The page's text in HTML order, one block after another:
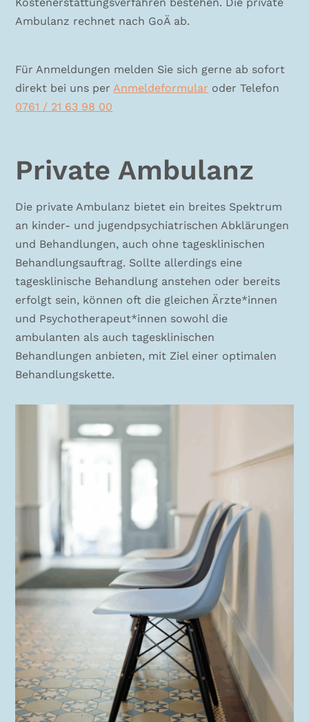
Ambulanz rechnet nach GoÄ ab.
Für Anmeldungen melden Sie sich gerne ab sofort
direkt bei uns perAnmeldeformular oder Telefon
0761 / 21 63 98 00
Private Ambulanz
Die private Ambulanz bietet ein breites Spektrum
an kinder- und jugendpsychiatrischen Abklärungen
und Behandlungen, auch ohne tagesklinischen
Behandlungsauftrag. Sollte allerdings eine
tagesklinische Behandlung anstehen oder bereits
erfolgt sein, können oft die gleichen Ärzte*innen
und Psychotherapeut*innen sowohl die
ambulanten als auch tagesklinischen
Behandlungen anbieten, mit Ziel einer optimalen
Behandlungskette.